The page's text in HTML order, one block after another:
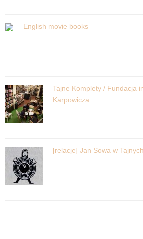
English movie books
Tajne Komplety / Fundacja
Karpowicza ...
[relacje] Jan Sowa w